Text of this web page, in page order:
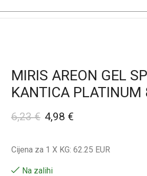
MIRIS AREON GEL
KANTICA
6,23€ 4,98 €
Cijena za 1 X KG: 62.25 EUR
Na zalihi